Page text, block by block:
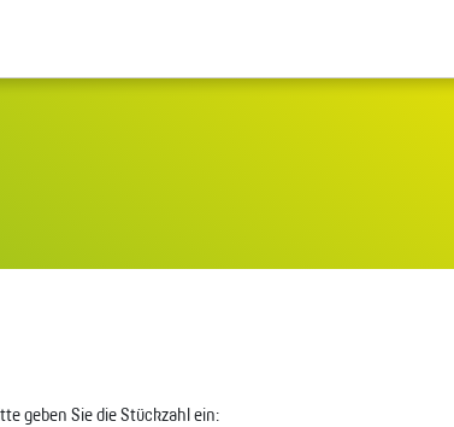
geben Sie die Stückzahl ein: